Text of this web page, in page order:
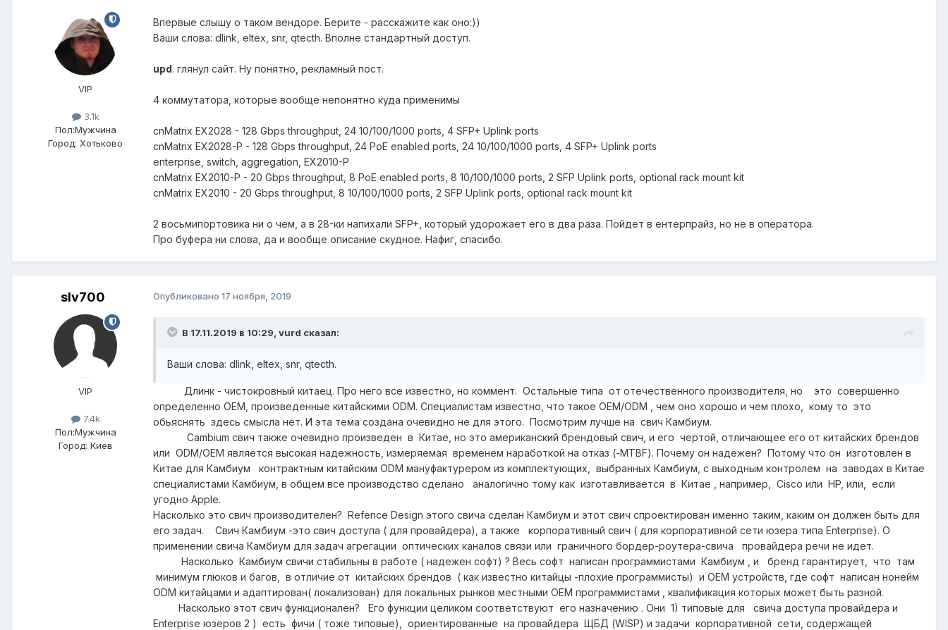
VIP
3.1k
Пол:Мужчина
Город: Хотьково
Впервые слышу о таком вендоре. Берите - расскажите как оно:))
Ваши слова: dlink, eltex, snr, qtecth. Вполне стандартный доступ.
upd. глянул сайт. Ну понятно, рекламный пост.
4 коммутатора, которые вообще непонятно куда применимы
cnMatrix EX2028 - 128 Gbps throughput, 24 10/100/1000 ports, 4 SFP+ Uplink ports
cnMatrix EX2028-P - 128 Gbps throughput, 24 PoE enabled ports, 24 10/100/1000 ports, 4 SFP+ Uplink ports
enterprise, switch, aggregation, EX2010-P
cnMatrix EX2010-P - 20 Gbps throughput, 8 PoE enabled ports, 8 10/100/1000 ports, 2 SFP Uplink ports, optional rack mount kit
cnMatrix EX2010 - 20 Gbps throughput, 8 10/100/1000 ports, 2 SFP Uplink ports, optional rack mount kit
2 восьмипортовика ни о чем, а в 28-ки напихали SFP+, который удорожает его в два раза. Пойдет в ентерпрайз, но не в оператора.
Про буфера ни слова, да и вообще описание скудное. Нафиг, спасибо.
slv700
VIP
7.4k
Пол:Мужчина
Город: Киев
Опубликовано 17 ноября, 2019
В 17.11.2019 в 10:29, vurd сказал:
Ваши слова: dlink, eltex, snr, qtecth.
Длинк - чистокровный китаец. Про него все известно, но коммент. Остальные типа от отечественного производителя, но это совершенно
определенно OEM, произведенные китайскими ODM. Специалистам известно, что такое OEM/ODM , чем оно хорошо и чем плохо, кому то это
обьяснять здесь смысла нет. И эта тема создана очевидно не для этого. Посмотрим лучше на свич Камбиум.
Cambium свич также очевидно произведен в Китае, но это американский брендовый свич, и его чертой, отличающее его от китайских брендов
или ODM/OEM является высокая надежность, измеряемая временем наработкой на отказ (-MTBF). Почему он надежен? Потому что он изготовлен в
Китае для Камбиум контрактным китайским ODM мануфактурером из комплектующих, выбранных Камбиум, с выходным контролем на заводах в Китае
специалистами Камбиум, в общем все производство сделано аналогично тому как изготавливается в Китае , например, Сisco или HP, или, если
угодно Apple.
Насколько это свич производителен? Refence Design этого свича сделан Камбиум и этот свич спроектирован именно таким, каким он должен быть для
его задач. Свич Камбиум -это свич доступа ( для провайдера), а также корпоративный свич ( для корпоративной сети юзера типа Enterprise). О
применении свича Камбиум для задач агрегации оптических каналов связи или граничного бордер-роутера-свича провайдера речи не идет.
Насколько Камбиум свичи стабильны в работе ( надежен софт) ? Весь софт написан программистами Камбиум , и бренд гарантирует, что там
минимум глюков и багов, в отличие от китайских брендов ( как известно китайцы -плохие программисты) и OEM устройств, где софт написан нонейм
ODM китайцами и адаптирован( локализован) для локальных рынков местными OEM программистами , квалификация которых может быть разной.
Насколько этот свич функционален? Его функции целиком соответcтвуют его назначению . Они 1) типовые для свича доступа провайдера и
Enterprise юзеров 2 ) есть фичи ( тоже типовые), ориентированные на провайдера ЩБД (WISP) и задачи корпоративной сети, содержащей